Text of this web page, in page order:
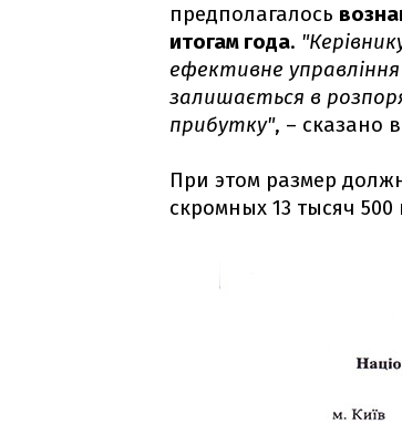
предполагалось
итогам года.
ефективне
залишається в
прибутку", – сказано
При этом размер
скромных 13 тысяч 500